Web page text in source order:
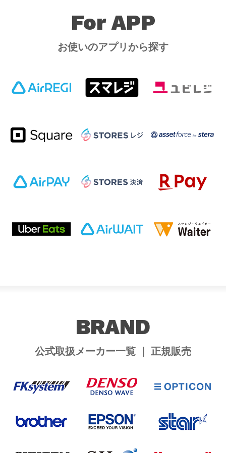
For APP
お使いのアプリから探す
BRAND
公式取扱メーカー一覧 ｜ 正規販売